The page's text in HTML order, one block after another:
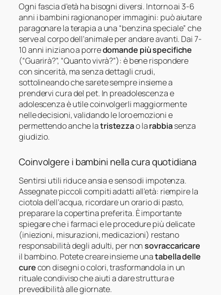
Ogni fascia d’età ha bisogni diversi. Intorno ai 3-6
anni i bambini ragionano per immagini: può aiutare
paragonare la terapia a una “benzina speciale” che
serve al corpo dell’animale per andare avanti. Dai 7-
10 anni iniziano a porredomande più specifiche
(“Guarirà?”, “Quanto vivrà?”): è bene rispondere
con sincerità, ma senza dettagli crudi,
sottolineando che sarete sempre insieme a
prendervi cura del pet. In preadolescenza e
adolescenza è utile coinvolgerli maggiormente
nelle decisioni, validando le loro emozioni e
permettendo anche latristezzao larabbiasenza
giudizio.
Coinvolgere i bambini nella cura quotidiana
Sentirsi utili riduce ansia e senso di impotenza.
Assegnate piccoli compiti adatti all’età: riempire la
ciotola dell’acqua, ricordare un orario di pasto,
preparare la copertina preferita. È importante
spiegare che i farmaci e le procedure più delicate
(iniezioni, misurazioni, medicazioni) restano
responsabilità degli adulti, per nonsovraccaricare
il bambino. Potete creare insieme unatabella delle
curecon disegni o colori, trasformandola in un
rituale condiviso che aiuti a dare struttura e
prevedibilità alle giornate.